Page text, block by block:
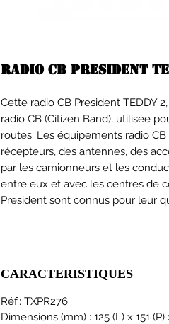
Radio CB PRESIDENT
Cette radio CB President TEDDY
radio CB (Citizen Band), utilisée
routes. Les équipements radio
récepteurs, des antennes, des
par les camionneurs et les
entre eux et avec les centres de
President sont connus pour leur
CARACTERISTIQUES
Réf.: TXPR276
Dimensions (mm) : 125 (L) x 151